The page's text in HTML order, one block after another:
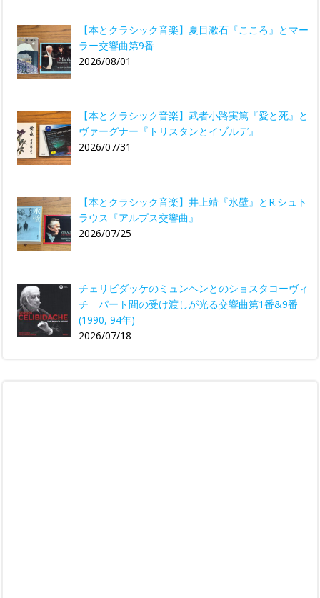
【本とクラシック音楽】夏目漱石『こころ』とマー
ラー交響曲第9番
2026/08/01
【本とクラシック音楽】武者小路実篤『愛と死』と
ヴァーグナー『トリスタンとイゾルデ』
2026/07/31
【本とクラシック音楽】井上靖『氷壁』とR.シュト
ラウス『アルプス交響曲』
2026/07/25
チェリビダッケのミュンヘンとのショスタコーヴィ
チ パート間の受け渡しが光る交響曲第1番&9番
(1990, 94年)
2026/07/18